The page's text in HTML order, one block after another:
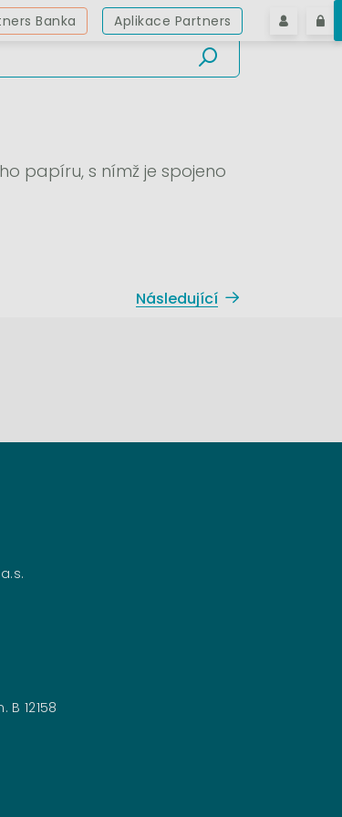
Banka Aplikace Partners
papíru, s nímž je spojeno
Následující
B 12158